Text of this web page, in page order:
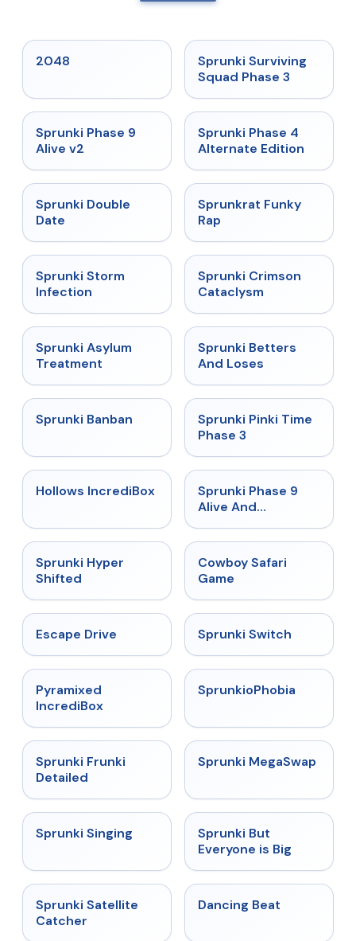
2048 ★ 4.7
Sprunki Surviving
Squad Phase 3
★
Sprunki Phase 9
Alive v2
★
Sprunki Phase 4
Alternate Edition
★
Sprunki Double
Date
★ 4.7
Sprunkrat Funky
Rap
★
Sprunki Storm
Infection
★ 4.7
Sprunki Crimson
Cataclysm
★
Sprunki Asylum
Treatment
★
Sprunki Betters
And Loses
★
Sprunki Banban ★ 4.9
Sprunki Pinki Time
Phase 3
★ 4.3
Hollows IncrediBox ★
Sprunki Phase 9
Alive And
Sprunki Hyper
Shifted
Cowboy Safari
Game
Escape Drive ★
Sprunki Switch
Pyramixed
IncrediBox
★
SprunkioPhobia
★
Sprunki Frunki
Detailed
★ 4.5
Sprunki MegaSwap
★
Sprunki Singing
Sprunki But
Everyone is Big
★ 4.4
Sprunki Satellite
Catcher
Dancing Beat